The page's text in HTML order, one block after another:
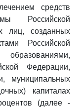
средств
Российской
лиц, созданных
Российской
Федерации,
муниципальных
капиталах
(далее -